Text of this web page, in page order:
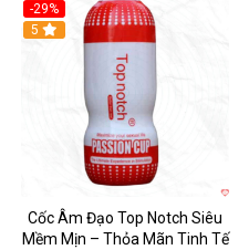
-29%
5
Cốc Âm Đạo Top Notch Siêu
Mềm Mịn – Thỏa Mãn Tinh Tế